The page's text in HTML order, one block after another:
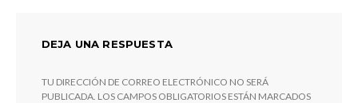
DEJA UNA RESPUESTA
TU DIRECCIÓN DE CORREO ELECTRÓNICO NO SERÁ
PUBLICADA. LOS CAMPOS OBLIGATORIOS ESTÁN MARCADOS